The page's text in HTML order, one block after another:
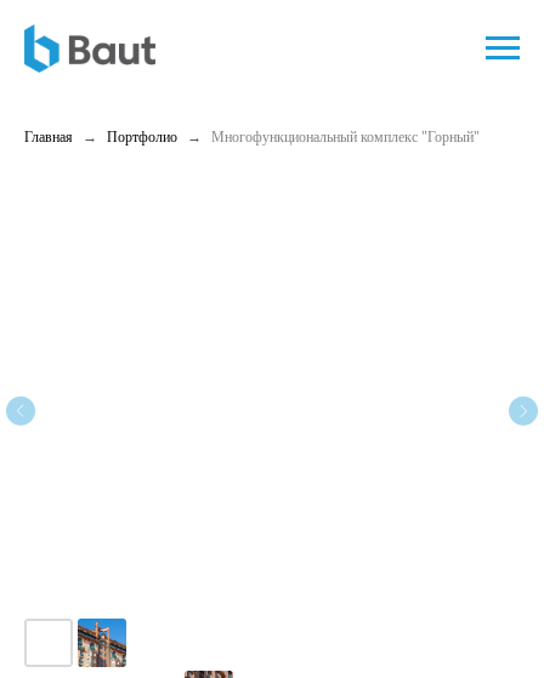
Главная Портфолио Многофункциональный комплекс "Горный"